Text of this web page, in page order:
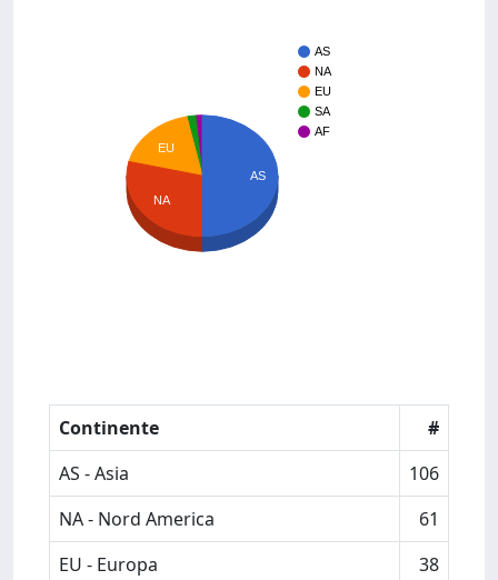
AS
NA
EU
SA
AF
EU
NA
AS
Continente
#
AS - Asia
106
NA - Nord America
61
EU - Europa
38